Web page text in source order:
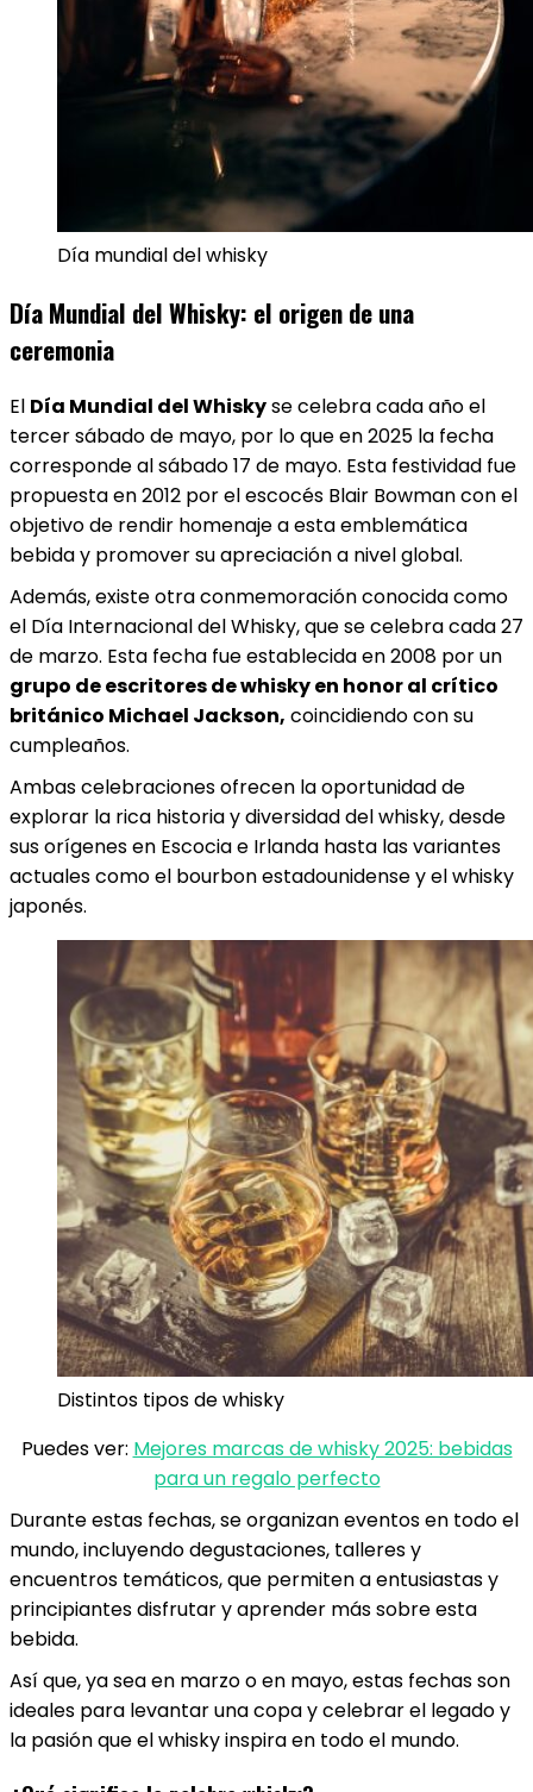
Día mundial del whisky
Día Mundial del Whisky: el origen de una
ceremonia
El Día Mundial del Whiskyse celebra cada año el
tercer sábado de mayo, por lo que en 2025 la fecha
corresponde al sábado 17 de mayo. Esta festividad fue
propuesta en 2012 por el escocés Blair Bowman con el
objetivo de rendir homenaje a esta emblemática
bebida y promover su apreciación a nivel global.
Además, existe otra conmemoración conocida como
el Día Internacional del Whisky, que se celebra cada 27
de marzo. Esta fecha fue establecida en 2008 por un
grupo de escritores de whisky en honor al crítico
británico Michael Jackson, coincidiendo con su
cumpleaños.
Ambas celebraciones ofrecen la oportunidad de
explorar la rica historia y diversidad del whisky, desde
sus orígenes en Escocia e Irlanda hasta las variantes
actuales como el bourbon estadounidense y el whisky
japonés.
Distintos tipos de whisky
Puedes ver: Mejores marcas de whisky 2025: bebidas
para un regalo perfecto
Durante estas fechas, se organizan eventos en todo el
mundo, incluyendo degustaciones, talleres y
encuentros temáticos, que permiten a entusiastas y
principiantes disfrutar y aprender más sobre esta
bebida.
Así que, ya sea en marzo o en mayo, estas fechas son
ideales para levantar una copa y celebrar el legado y
la pasión que el whisky inspira en todo el mundo.